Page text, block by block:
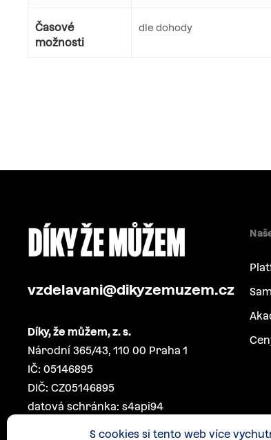
S cookies si tento web více
Časové
možnosti
dle dohody
vzdelavani@dikyzemuzem.cz
Díky, že můžem, z. s.
Národní 365/43, 110 00 Praha 1
IČ: 05146895
DIČ: CZ05146895
datová schránka: s4api94